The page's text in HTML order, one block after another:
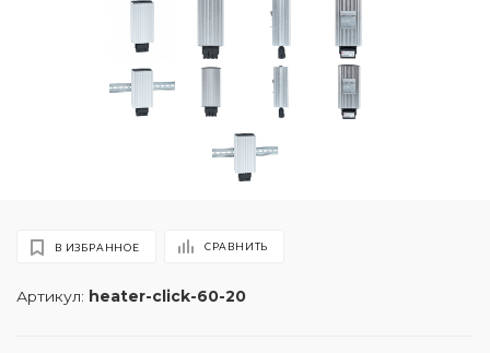
Артикул: heater-click-60-20
В ИЗБРАННОЕ СРАВНИТЬ